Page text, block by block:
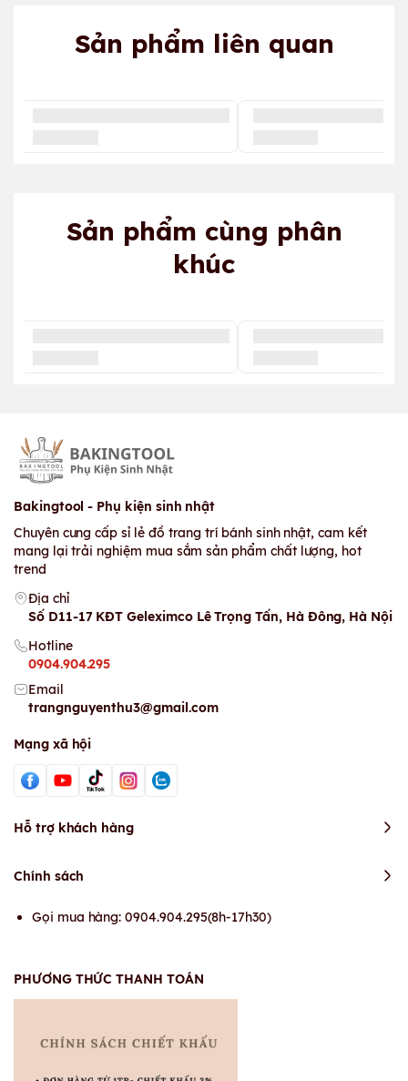
Sản phẩm liên quan
Sản phẩm cùng phân
khúc
Bakingtool - Phụ kiện sinh nhật
Chuyên cung cấp sỉ lẻ đồ trang trí bánh sinh nhật, cam kết
mang lại trải nghiệm mua sắm sản phẩm chất lượng, hot
trend
Địa chỉ
Số D11-17 KĐT Geleximco Lê Trọng Tấn, Hà Đông, Hà Nội
Hotline
0904.904.295
Email
trangnguyenthu3@gmail.com
Mạng xã hội
Hỗ trợ khách hàng
Chính sách
Gọi mua hàng: 0904.904.295(8h-17h30)
PHƯƠNG THỨC THANH TOÁN